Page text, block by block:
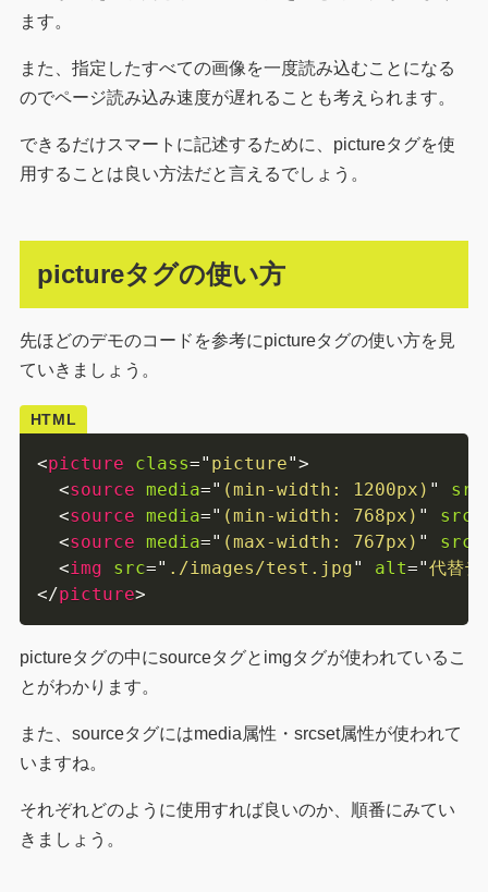
ます。
また、指定したすべての画像を一度読み込むことになる
のでページ読み込み速度が遅れることも考えられます。
できるだけスマートに記述するために、pictureタグを使
用することは良い方法だと言えるでしょう。
pictureタグの使い方
先ほどのデモのコードを参考にpictureタグの使い方を見
ていきましょう。
HTML
<picture class=" picture">
<source media=" (min-width: 1200px) "
<source media=" (min-width: 768px) "
<source media=" (max-width: 767px) "
<img src=" ./images/test.jpg" alt="代替テ
</picture>
pictureタグの中にsourceタグとimgタグが使われているこ
とがわかります。
また、sourceタグにはmedia属性・srcset属性が使われて
いますね。
それぞれどのように使用すれば良いのか、順番にみてい
きましょう。